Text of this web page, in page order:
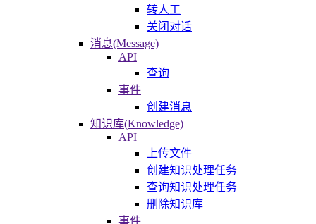
转人工
关闭对话
消息(Message)
API
查询
事件
创建消息
知识库(Knowledge)
API
上传文件
创建知识处理任务
查询知识处理任务
删除知识库
事件